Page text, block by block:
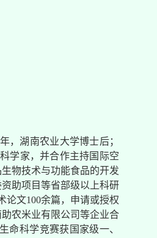
，湖南农业大学博士后；
学家，并合作主持国际空
物技术与功能食品的开发
助项目等省部级以上科研
论文100余篇，申请或授权
农米业有限公司等企业合
命科学竞赛获国家级一、